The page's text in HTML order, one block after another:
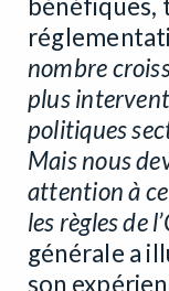
nombre
plus
politiques
Mais nous
attention à
les règles de
générale a
son